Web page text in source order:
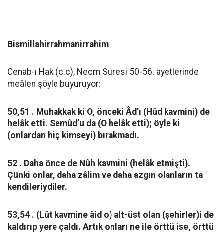
Bismillahirrahmanirrahim
Cenab-ı Hak (c.c), Necm Suresi 50-56. ayetlerinde
meâlen şöyle buyuruyor:
50,51 . Muhakkak ki O, önceki Âd’ı (Hûd kavmini) de
helâk etti. Semûd’u da (O helâk etti); öyle ki
(onlardan hiç kimseyi) bırakmadı.
52 . Daha önce de Nûh kavmini (helâk etmişti).
Çünki onlar, daha zâlim ve daha azgın olanların ta
kendileriydiler.
53,54 . (Lût kavmine âid o) alt-üst olan (şehirler)i de
kaldırıp yere çaldı. Artık onları ne ile örttü ise, örttü